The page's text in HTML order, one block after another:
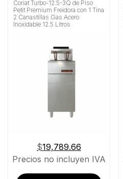
Coriat Turbo-12.5-3Q de Piso
Petit Premium Freidora con 1 Tina
2 Canastillas Gas Acero
Inoxidable 12.5 Litros
$19,789.66
Precios no incluyen IVA